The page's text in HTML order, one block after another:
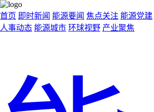
首页 即时新闻 能源要闻 焦点关注 能源党建
人事动态 能源城市 环球视野 产业聚焦